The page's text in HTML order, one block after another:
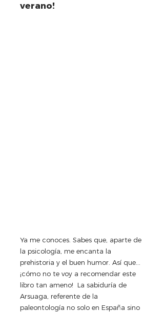
verano!
Ya me conoces. Sabes que, aparte de
la psicología, me encanta la
prehistoria y el buen humor. Así que...
¡cómo no te voy a recomendar este
libro tan ameno!  La sabiduría de
Arsuaga, referente de la
paleontología no solo en España sino